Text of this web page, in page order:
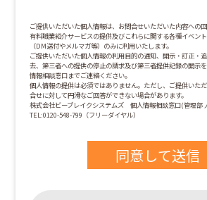
ご提供いただいた個人情報は、お問合せいただいた内容への
有料職業紹介サービスの提供及びこれらに関する各種イベン
（DM送付やメルマガ等）のみに利用いたします。
ご提供いただいた個人情報の利用目的の通知、開示・訂正・
去、第三者への提供の停止の請求及び第三者提供記録の開示
情報相談窓口までご連絡ください。
個人情報の提供は必須ではありません。ただし、ご提供いた
合せに対して円滑なご回答ができない場合があります。
株式会社ビーブレイクシステムズ 個人情報相談窓口(管理部
TEL:0120-548-799（フリーダイヤル）